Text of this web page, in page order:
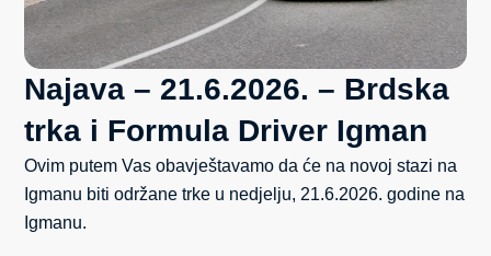
Najava – 21.6.2026. – Brdska
trka i Formula Driver Igman
Ovim putem Vas obavještavamo da će na novoj stazi na
Igmanu biti održane trke u nedjelju, 21.6.2026. godine na
Igmanu.